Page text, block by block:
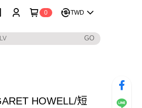
0 TWD
HOWELL/短